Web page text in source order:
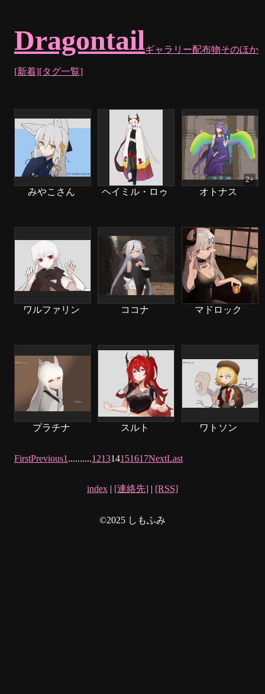
Dragontailギャラリー配布物そのほか
[新着][タグ一覧]
みやこさん ヘイミル・ロゥ
2+
オトナス
ワルファリン ココナ マドロック
プラチナ スルト ワトソン
FirstPrevious1 ..........121314151617NextLast
index | [連絡先] | [RSS]
©2025 しもふみ